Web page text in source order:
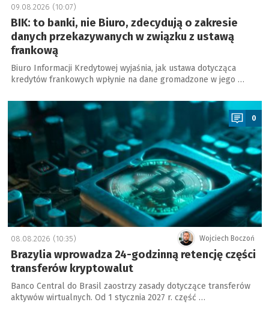
09.08.2026 (10:07)
BIK: to banki, nie Biuro, zdecydują o zakresie
danych przekazywanych w związku z ustawą
frankową
Biuro Informacji Kredytowej wyjaśnia, jak ustawa dotycząca
kredytów frankowych wpłynie na dane gromadzone w jego …
a
0
Wojciech Boczoń
08.08.2026 (10:35)
Brazylia wprowadza 24-godzinną retencję części
transferów kryptowalut
Banco Central do Brasil zaostrzy zasady dotyczące transferów
aktywów wirtualnych. Od 1 stycznia 2027 r. część …